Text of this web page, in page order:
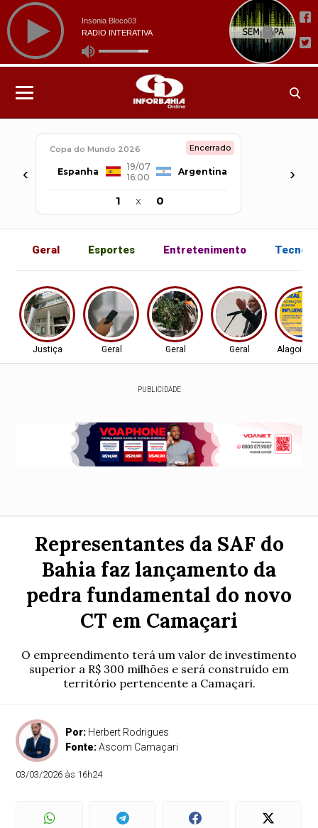
‹
Copa do Mundo 2026 Encerrado
Espanha
19/07
16:00
Argentina
1 x 0
›
Geral Esportes Entretenimento
Justiça Geral Geral Geral
PUBLICIDADE
Representantes da SAF do
Bahia faz lançamento da
pedra fundamental do novo
CT em Camaçari
O empreendimento terá um valor de investimento
superior a R$ 300 milhões e será construído em
território pertencente a Camaçari.
Por: Herbert Rodrigues
Fonte:Ascom Camaçari
03/03/2026 às 16h24